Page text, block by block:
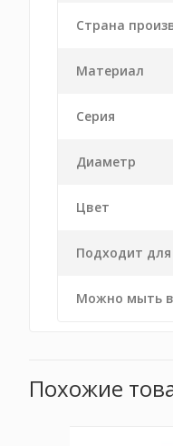
Страна
Материал
Серия
Диаметр
Цвет
Подходит
Можно мыть
Похожие